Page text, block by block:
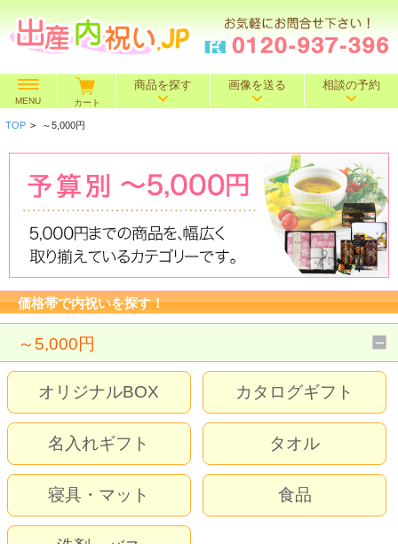
MENU カート
商品を探す
価格で探す
～2,000円 ～3,000円 ～4,000円
～5,000円 ～10,000円 10,001円～
BOXセット
名入れギフト
カタログギフト
送料込み
タオル
食品
その他
画像を送る 相談の予約
TOP > ～5,000円
価格帯で内祝いを探す！
～5,000円
オリジナルBOX
名入れギフト
寝具・マット
カタログギフト
タオル
食品